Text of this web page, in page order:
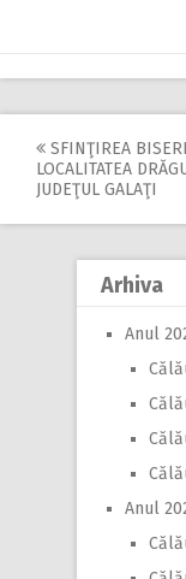
Post
SFINŢIREA
LOCALITATEA
JUDEŢUL GALAŢI
Arhiva
Anul
Anul